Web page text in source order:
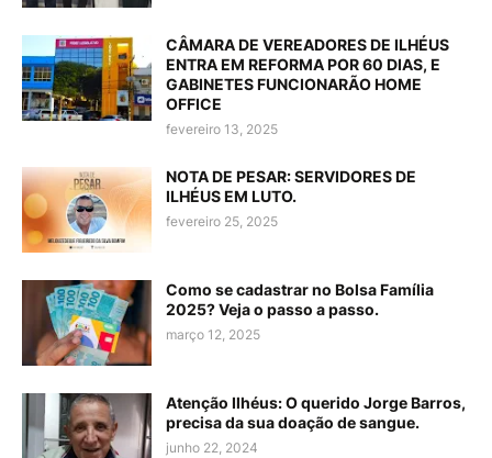
CÂMARA DE VEREADORES DE ILHÉUS
ENTRA EM REFORMA POR 60 DIAS, E
GABINETES FUNCIONARÃO HOME
OFFICE
fevereiro 13, 2025
NOTA DE PESAR: SERVIDORES DE
ILHÉUS EM LUTO.
fevereiro 25, 2025
Como se cadastrar no Bolsa Família
2025? Veja o passo a passo.
março 12, 2025
Atenção Ilhéus: O querido Jorge Barros,
precisa da sua doação de sangue.
junho 22, 2024